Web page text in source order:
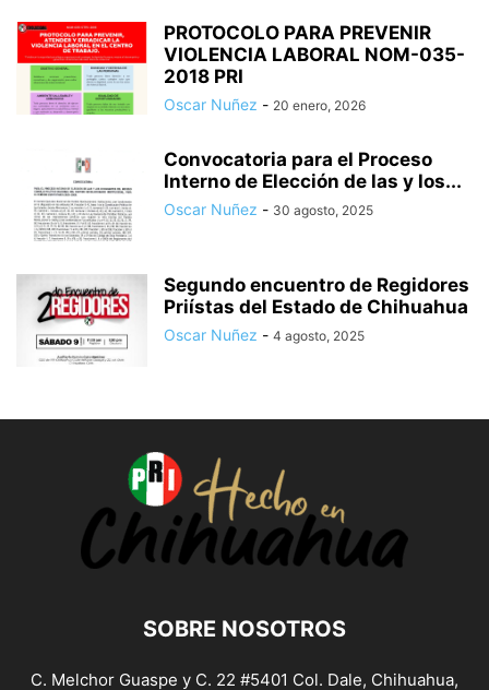
PROTOCOLO PARA PREVENIR
VIOLENCIA LABORAL NOM-035-
2018 PRI
Oscar Nuñez - 20 enero, 2026
Convocatoria para el Proceso
Interno de Elección de las y los...
Oscar Nuñez - 30 agosto, 2025
Segundo encuentro de Regidores
Priístas del Estado de Chihuahua
Oscar Nuñez - 4 agosto, 2025
SOBRE NOSOTROS
C. Melchor Guaspe y C. 22 #5401 Col. Dale, Chihuahua,